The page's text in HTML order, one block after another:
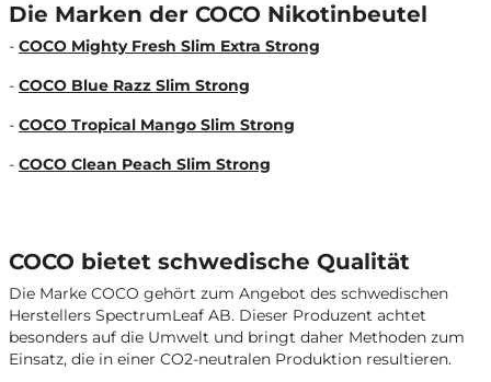
Die Marken der COCO Nikotinbeutel
- COCO Mighty Fresh Slim Extra Strong
- COCO Blue Razz Slim Strong
- COCO Tropical Mango Slim Strong
- COCO Clean Peach Slim Strong
COCO bietet schwedische Qualität
Die Marke COCO gehört zum Angebot des schwedischen
Herstellers SpectrumLeaf AB. Dieser Produzent achtet
besonders auf die Umwelt und bringt daher Methoden zum
Einsatz, die in einer CO2-neutralen Produktion resultieren.